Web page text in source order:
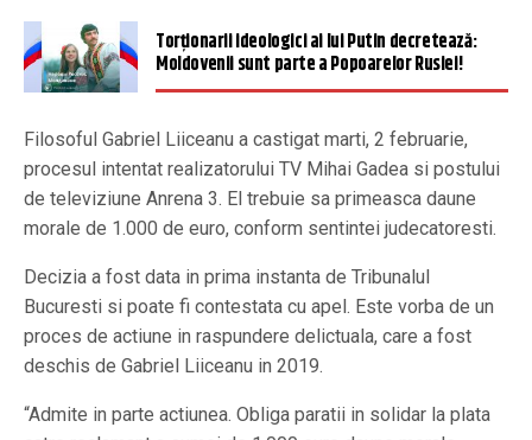
Torționarii ideologici ai lui Putin decretează:
Moldovenii sunt parte a Popoarelor Rusiei!
Filosoful Gabriel Liiceanu a castigat marti, 2 februarie,
procesul intentat realizatorului TV Mihai Gadea si postului
de televiziune Anrena 3. El trebuie sa primeasca daune
morale de 1.000 de euro, conform sentintei judecatoresti.
Decizia a fost data in prima instanta de Tribunalul
Bucuresti si poate fi contestata cu apel. Este vorba de un
proces de actiune in raspundere delictuala, care a fost
deschis de Gabriel Liiceanu in 2019.
“Admite in parte actiunea. Obliga paratii in solidar la plata